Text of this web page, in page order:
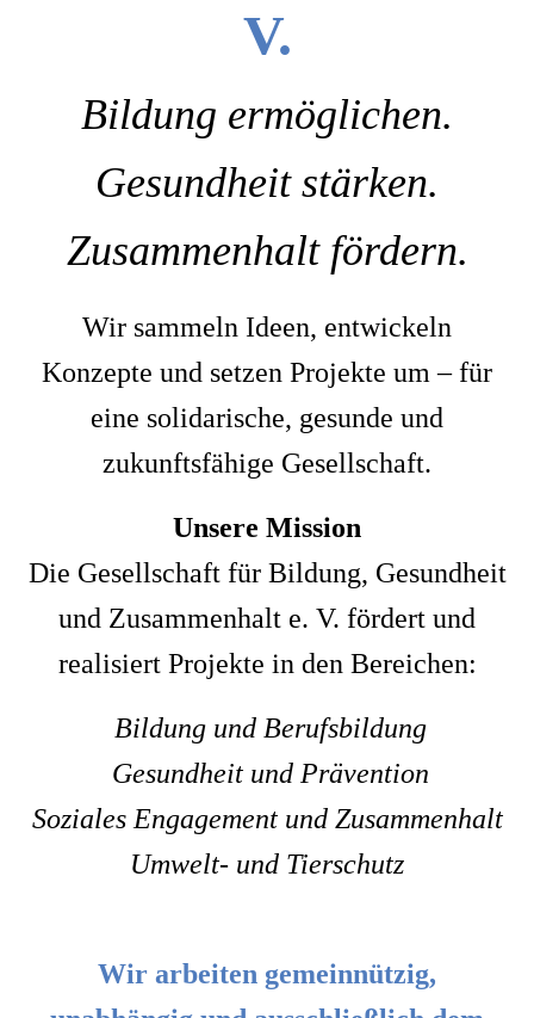
V.
Bildung ermöglichen.
Gesundheit stärken.
Zusammenhalt fördern.
Wir sammeln Ideen, entwickeln
Konzepte und setzen Projekte um – für
eine solidarische, gesunde und
zukunftsfähige Gesellschaft.
Unsere Mission
Die Gesellschaft für Bildung, Gesundheit
und Zusammenhalt e. V. fördert und
realisiert Projekte in den Bereichen:
Bildung und Berufsbildung
Gesundheit und Prävention
Soziales Engagement und Zusammenhalt
Umwelt- und Tierschutz
Wir arbeiten gemeinnützig,